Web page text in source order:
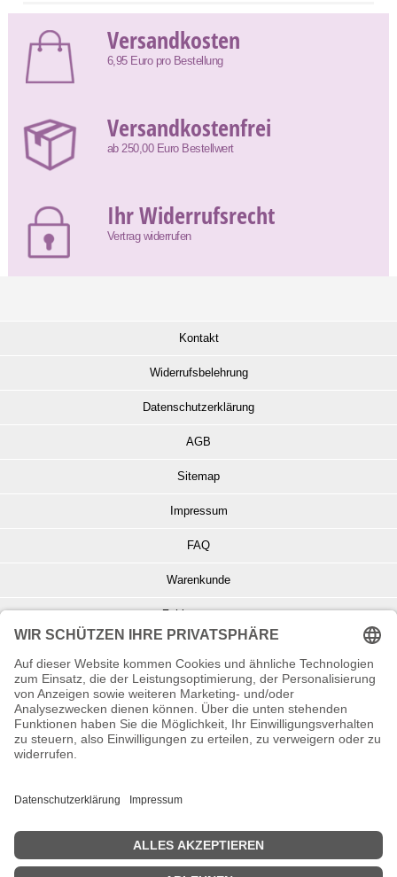
Versandkosten
6,95 Euro pro Bestellung
Versandkostenfrei
ab 250,00 Euro Bestellwert
Ihr Widerrufsrecht
Vertrag widerrufen
Kontakt
Widerrufsbelehrung
Datenschutzerklärung
AGB
Sitemap
Impressum
FAQ
Warenkunde
Zahlungsarten
Info zu Elektro- u. Elektronikgeräten
Batterieentsorgung
Informationen zur Echtheit von Kundenbewertungen